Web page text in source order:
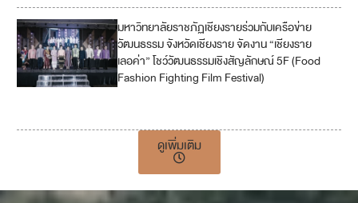
มหาวิทยาลัยราชภัฏเชียงรายร่วมกับเครือข่าย
วัฒนธรรม จังหวัดเชียงราย จัดงาน “เชียงราย
เลอค่า” โชว์วัฒนธรรมเชิงสัญลักษณ์ 5F (Food
Fashion Fighting Film Festival)
ดูเพิ่มเติม